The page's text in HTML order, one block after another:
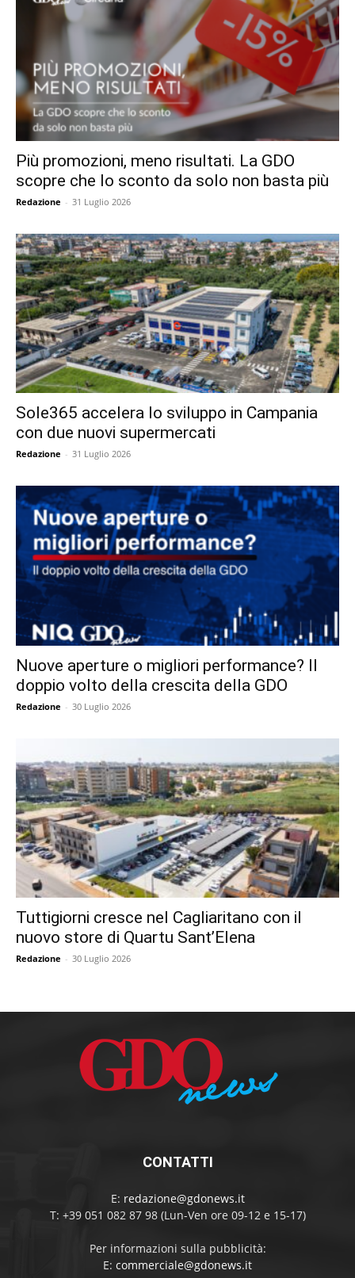
Più promozioni, meno risultati. La GDO
scopre che lo sconto da solo non basta più
Redazione - 31 Luglio 2026
Sole365 accelera lo sviluppo in Campania
con due nuovi supermercati
Redazione - 31 Luglio 2026
Nuove aperture o migliori performance? Il
doppio volto della crescita della GDO
Redazione - 30 Luglio 2026
Tuttigiorni cresce nel Cagliaritano con il
nuovo store di Quartu Sant’Elena
Redazione - 30 Luglio 2026
CONTATTI
E: redazione@gdonews.it
T: +39 051 082 87 98 (Lun-Ven ore 09-12 e 15-17)
Per informazioni sulla pubblicità:
E: commerciale@gdonews.it